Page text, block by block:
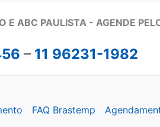
E ABC PAULISTA - AGENDE
– 11 96231-1982
FAQ Brastemp